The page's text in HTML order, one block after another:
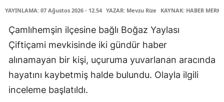
YAYINLAMA: 07 Ağustos 2026 - 12.54 YAZAR: Mevzu Rize KAYNAK: HABER
Çamlıhemşin ilçesine bağlı Boğaz Yaylası
Çiftiçami mevkisinde iki gündür haber
alınamayan bir kişi, uçuruma yuvarlanan aracında
hayatını kaybetmiş halde bulundu. Olayla ilgili
inceleme başlatıldı.